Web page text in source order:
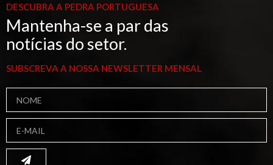
DESCUBRA A PEDRA PORTUGUESA
Mantenha-se a par das
notícias do setor.
SUBSCREVA A NOSSA NEWSLETTER MENSAL